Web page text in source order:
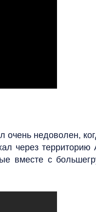
очень недоволен,
через
вместе с